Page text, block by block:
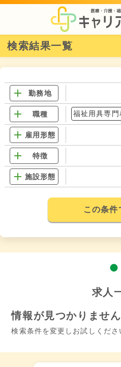
検索結果一覧
勤務地
職種 福祉用具専門
雇用形態
特徴
施設形態
この条件
求人
情報が見つかりません
検索条件を変更しお試しくださ